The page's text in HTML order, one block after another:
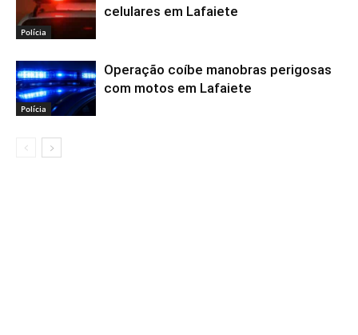
Polícia
celulares em Lafaiete
Polícia
Operação coíbe manobras perigosas
com motos em Lafaiete